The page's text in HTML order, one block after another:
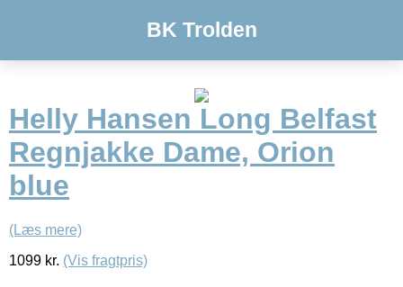
BK Trolden
Helly Hansen Long Belfast
Regnjakke Dame, Orion
blue
(Læs mere)
1099 kr. (Vis fragtpris)